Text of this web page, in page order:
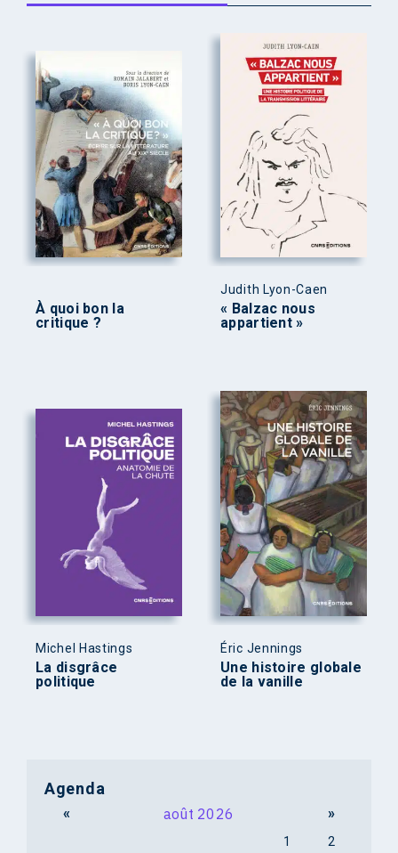
À quoi bon la
critique ?
Judith Lyon-Caen
« Balzac nous
appartient »
Michel Hastings
La disgrâce
politique
Éric Jennings
Une histoire globale
de la vanille
Agenda
« août 2026 »
1
2